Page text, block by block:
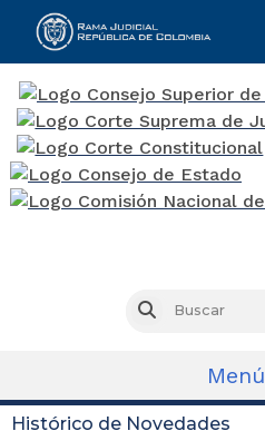
Buscar
Menú
Histórico de Novedades